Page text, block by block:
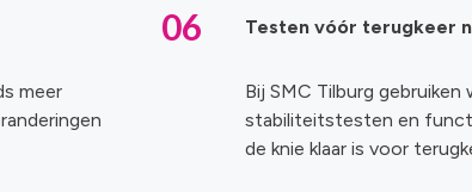
meer
06 Testen vóór terugkeer
Bij SMC Tilburg
stabiliteitstesten en
de knie klaar is voor